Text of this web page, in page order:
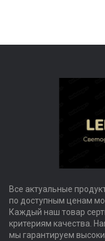
Все актуальные
по доступным ценам
Каждый наш товар
критериям качества.
мы гарантируем